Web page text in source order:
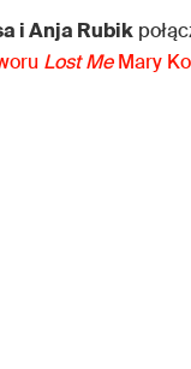
i Anja Rubik
Lost MeMary